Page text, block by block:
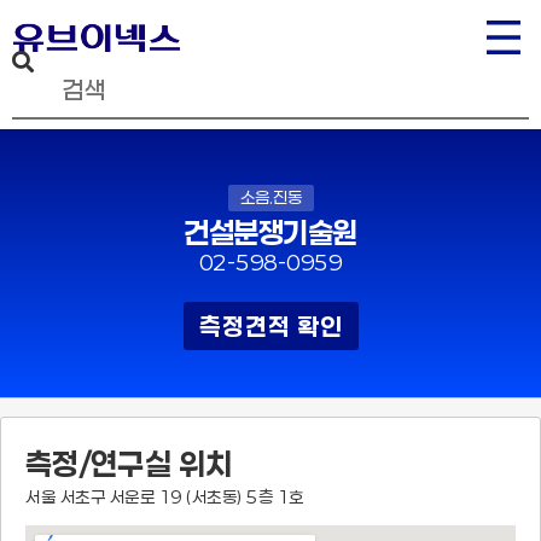
소음.진동
건설분쟁기술원
02-598-0959
측정견적 확인
측정/연구실 위치
서울 서초구 서운로 19 (서초동) 5층 1호